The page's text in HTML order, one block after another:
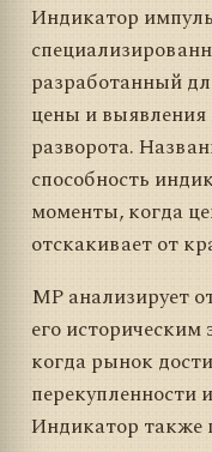
Индикатор
разработанный
цены и выявления
разворота.
способность
моменты, когда
отскакивает от
MP анализирует
его
когда рынок
перекупленности
Индикатор также